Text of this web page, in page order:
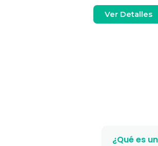
Ver Detalles
¿Qué es